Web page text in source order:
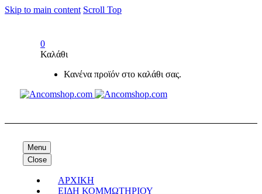
Skip to main content Scroll Top
0
Καλάθι
Κανένα προϊόν στο καλάθι σας.
Menu
Close
ΑΡΧΙΚΗ
ΕΙΔΗ ΚΟΜΜΩΤΗΡΙΟΥ